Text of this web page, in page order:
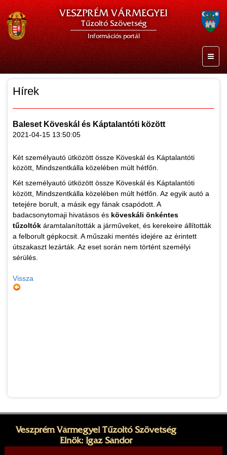
VESZPRÉM VÁRMEGYEI
Tűzoltó Szövetség
Információs portál
Hírek
Baleset Köveskál és Káptalantóti között
2021-04-15 13:50:05
Két személyautó ütközött össze Köveskál és Káptalantóti
között, Mindszentkálla közelében múlt hétfőn.
Két személyautó ütközött össze Köveskál és Káptalantóti
között, Mindszentkálla közelében múlt hétfőn. Az egyik autó a
tetejére borult, a másik egy fának csapódott. A
badacsonytomaji hivatásos és köveskáli önkéntes
tűzoltók áramtalanították a járműveket, és kerekeire állították
a felborult gépkocsit. A műszaki mentés idejére az érintett
útszakaszt lezárták. Az eset során nem történt személyi
sérülés.
Vissza
Veszprém Vármegyei Tűzoltó Szövetség
Elnök: Igaz Sándor